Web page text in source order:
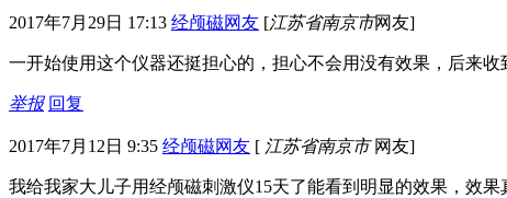
2017年7月29日 17:13 经颅磁网友 [江苏省南京市网友]
一开始使用这个仪器还挺担心的，担心不会用没有效果，后来
举报 回复
2017年7月12日 9:35 经颅磁网友 [ 江苏省南京市网友]
我给我家大儿子用经颅磁刺激仪15天了能看到明显的效果，效